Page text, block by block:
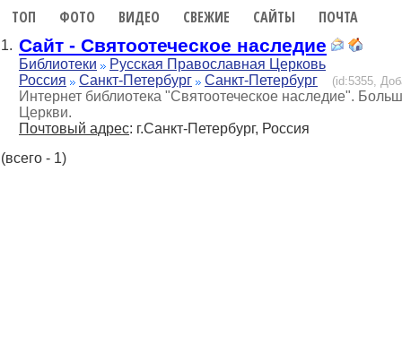
ТОП ФОТО ВИДЕО СВЕЖИЕ САЙТЫ ПОЧТА
1. Сайт - Святоотеческое наследие
Библиотеки
Русская Православная Церковь
Россия
Санкт-Петербург Санкт-Петербург (id:5355,
Интернет библиотека "Святоотеческое наследие".
Церкви.
Почтовый адрес: г.Санкт-Петербург, Россия
(всего - 1)